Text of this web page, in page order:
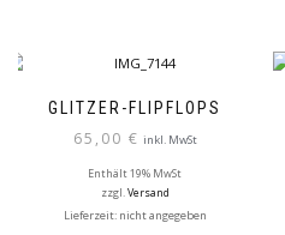
GLITZER-FLIPFLOPS
65,00 € inkl. MwSt
Enthält 19% MwSt
zzgl.Versand
Lieferzeit: nicht angegeben